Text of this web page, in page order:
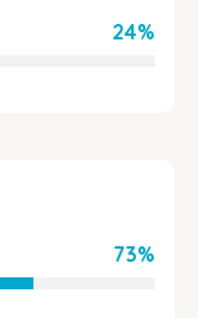
24%
73%